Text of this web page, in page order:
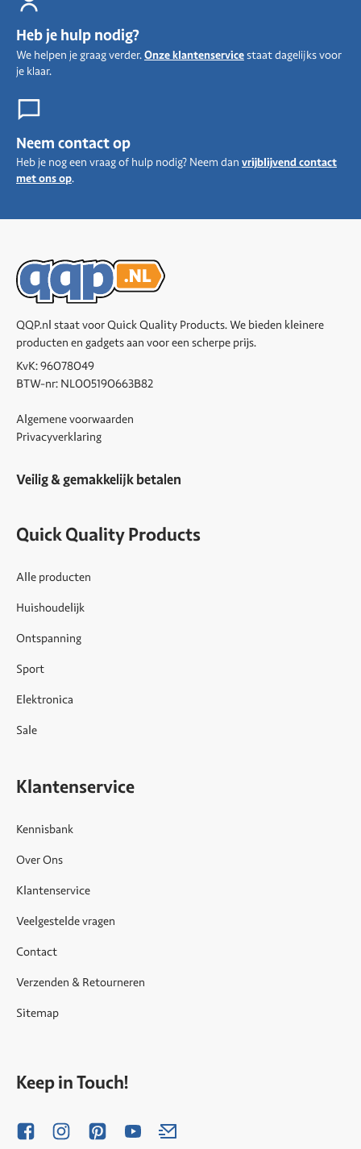
Heb je hulp nodig?
We helpen je graag verder.Onze klantenservicestaat dagelijks voor
je klaar.
Neem contact op
Heb je nog een vraag of hulp nodig? Neem dan vrijblijvend contact
met ons op.
QQP.nl staat voor Quick Quality Products. We bieden kleinere
producten en gadgets aan voor een scherpe prijs.
KvK: 96078049
BTW-nr: NL005190663B82
Algemene voorwaarden
Privacyverklaring
Veilig & gemakkelijk betalen
Quick Quality Products
Alle producten
Huishoudelijk
Ontspanning
Sport
Elektronica
Sale
Klantenservice
Kennisbank
Over Ons
Klantenservice
Veelgestelde vragen
Contact
Verzenden & Retourneren
Sitemap
Keep in Touch!